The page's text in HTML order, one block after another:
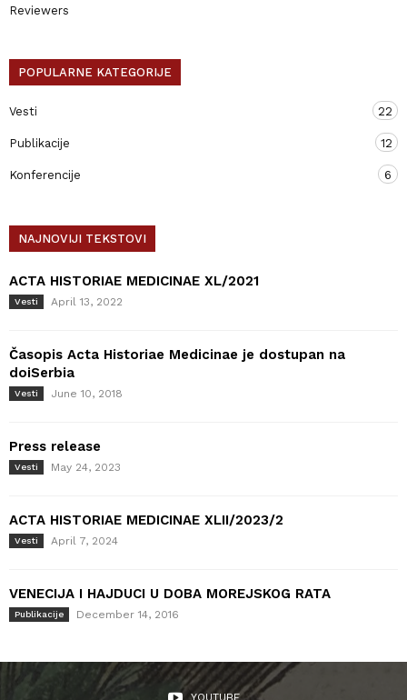
Reviewers
POPULARNE KATEGORIJE
Vesti 22
Publikacije 12
Konferencije 6
NAJNOVIJI TEKSTOVI
ACTA HISTORIAE MEDICINAE XL/2021
Vesti April 13, 2022
Časopis Acta Historiae Medicinae je dostupan na
doiSerbia
Vesti June 10, 2018
Press release
Vesti May 24, 2023
ACTA HISTORIAE MEDICINAE XLII/2023/2
Vesti April 7, 2024
VENECIJA I HAJDUCI U DOBA MOREJSKOG RATA
Publikacije December 14, 2016
YOUTUBE